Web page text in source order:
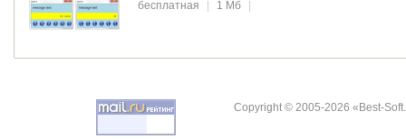
бесплатная
| 1 Мб |
Copyright © 2005-2026 «Best-